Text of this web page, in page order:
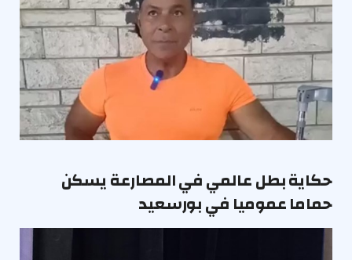
حكاية بطل عالمي في المصارعة يسكن
حماما عموميا في بورسعيد